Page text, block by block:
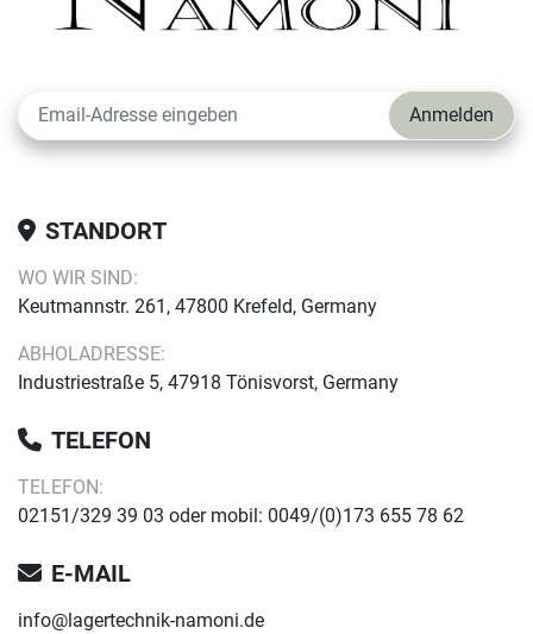
Anmelden
STANDORT
WO WIR SIND:
Keutmannstr. 261, 47800 Krefeld, Germany
ABHOLADRESSE:
Industriestraße 5, 47918 Tönisvorst, Germany
TELEFON
TELEFON:
02151/329 39 03 oder mobil: 0049/(0)173 655 78 62
E-MAIL
info@lagertechnik-namoni.de